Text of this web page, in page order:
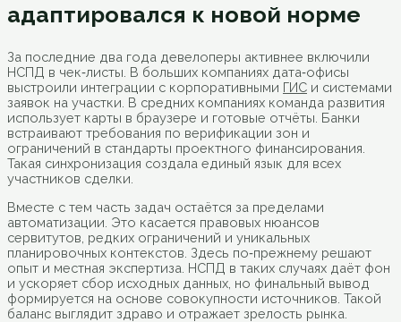
адаптировался к новой норме
За последние два года девелоперы активнее включили
НСПД в чек‑листы. В больших компаниях дата‑офисы
выстроили интеграции с корпоративными ГИС и системами
заявок на участки. В средних компаниях команда развития
использует карты в браузере и готовые отчёты. Банки
встраивают требования по верификации зон и
ограничений в стандарты проектного финансирования.
Такая синхронизация создала единый язык для всех
участников сделки.
Вместе с тем часть задач остаётся за пределами
автоматизации. Это касается правовых нюансов
сервитутов, редких ограничений и уникальных
планировочных контекстов. Здесь по‑прежнему решают
опыт и местная экспертиза. НСПД в таких случаях даёт фон
и ускоряет сбор исходных данных, но финальный вывод
формируется на основе совокупности источников. Такой
баланс выглядит здраво и отражает зрелость рынка.